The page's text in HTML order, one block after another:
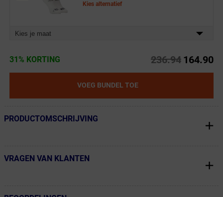
Kies alternatief
Kies je maat
31% KORTING 236.94 164.90
VOEG BUNDEL TOE
← Terug naar productnavigatie
PRODUCTOMSCHRIJVING
← Terug naar productnavigatie
VRAGEN VAN KLANTEN